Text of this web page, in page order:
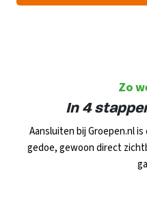
Zo
In 4
Aansluiten bij Groepen.nl
gedoe, gewoon direct